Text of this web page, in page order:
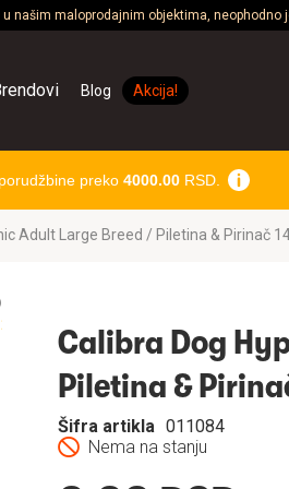
našim maloprodajnim objektima,
Blog Akcija!
preko 4000.00RSD.
Adult Large Breed / Piletina & Pirinač
želja
Calibra Dog
Piletina &
Nema na stanju
Šifra artikla 011084